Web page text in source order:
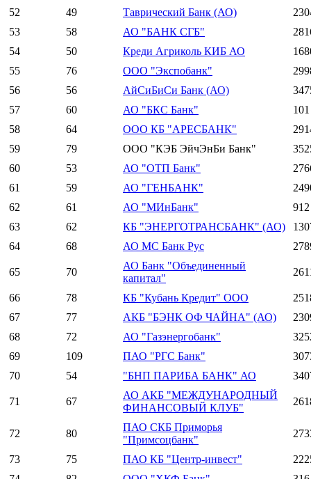
52 49 Таврический Банк (АО)
53
58 АО "БАНК СГБ"
54
50 Креди Агриколь КИБ АО
55
76 ООО "Экспобанк"
56
56 АйСиБиСи Банк (АО)
57
60 АО "БКС Банк"
101
58
64 ООО КБ "АРЕСБАНК"
59
79 ООО "КЭБ ЭйчЭнБи Банк"
60
53 АО "ОТП Банк"
61
59 АО "ГЕНБАНК"
62
61 АО "МИнБанк"
912
63
62 КБ "ЭНЕРГОТРАНСБАНК" (АО)
64
68 АО МС Банк Рус
65 70
АО Банк "Объединенный
капитал"
66 78 КБ "Кубань Кредит" ООО
67
77 АКБ "БЭНК ОФ ЧАЙНА" (АО)
68
72 АО "Газэнергобанк"
69
109 ПАО "РГС Банк"
70
54 "БНП ПАРИБА БАНК" АО
71 67
АО АКБ "МЕЖДУНАРОДНЫЙ
ФИНАНСОВЫЙ КЛУБ"
72 80
ПАО СКБ Приморья
"Примсоцбанк"
73 75 ПАО КБ "Центр-инвест"